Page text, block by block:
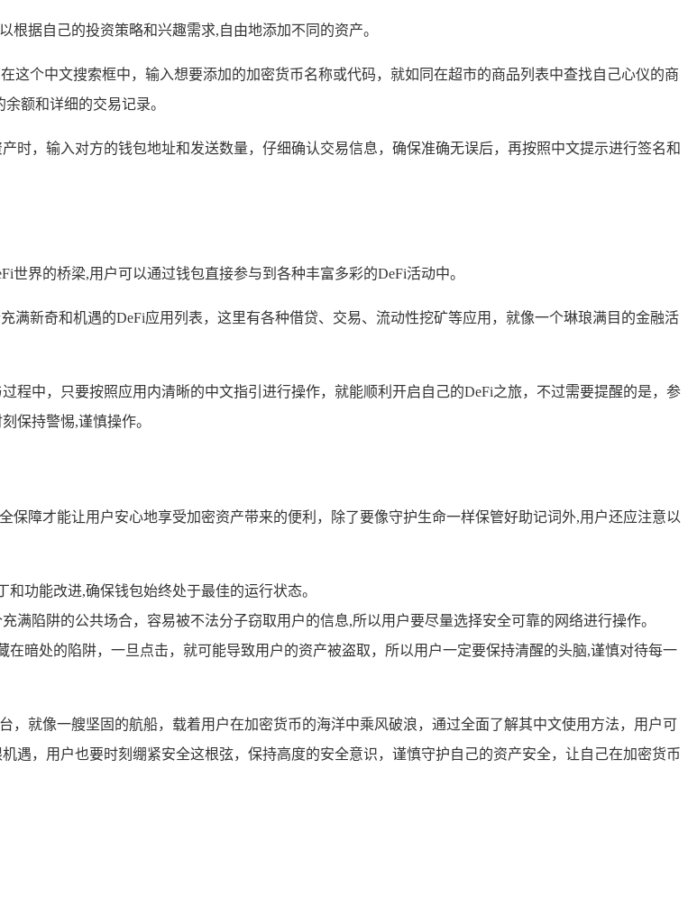
根据自己的投资策略和兴趣需求,自由地添加不同的资产。
这个中文搜索框中，输入想要添加的加密货币名称或代码，就如同在超市的商品列表中查找自己心仪的商
额和详细的交易记录。
时，输入对方的钱包地址和发送数量，仔细确认交易信息，确保准确无误后，再按照中文提示进行签名和
世界的桥梁,用户可以通过钱包直接参与到各种丰富多彩的DeFi活动中。
满新奇和机遇的DeFi应用列表，这里有各种借贷、交易、流动性挖矿等应用，就像一个琳琅满目的金融活
程中，只要按照应用内清晰的中文指引进行操作，就能顺利开启自己的DeFi之旅，不过需要提醒的是，参
保持警惕,谨慎操作。
保障才能让用户安心地享受加密资产带来的便利，除了要像守护生命一样保管好助记词外,用户还应注意以
功能改进,确保钱包始终处于最佳的运行状态。
满陷阱的公共场合，容易被不法分子窃取用户的信息,所以用户要尽量选择安全可靠的网络进行操作。
暗处的陷阱，一旦点击，就可能导致用户的资产被盗取，所以用户一定要保持清醒的头脑,谨慎对待每一
，就像一艘坚固的航船，载着用户在加密货币的海洋中乘风破浪，通过全面了解其中文使用方法，用户可
遇，用户也要时刻绷紧安全这根弦，保持高度的安全意识，谨慎守护自己的资产安全，让自己在加密货币